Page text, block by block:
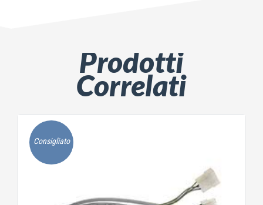
Prodotti
Correlati
Consigliato